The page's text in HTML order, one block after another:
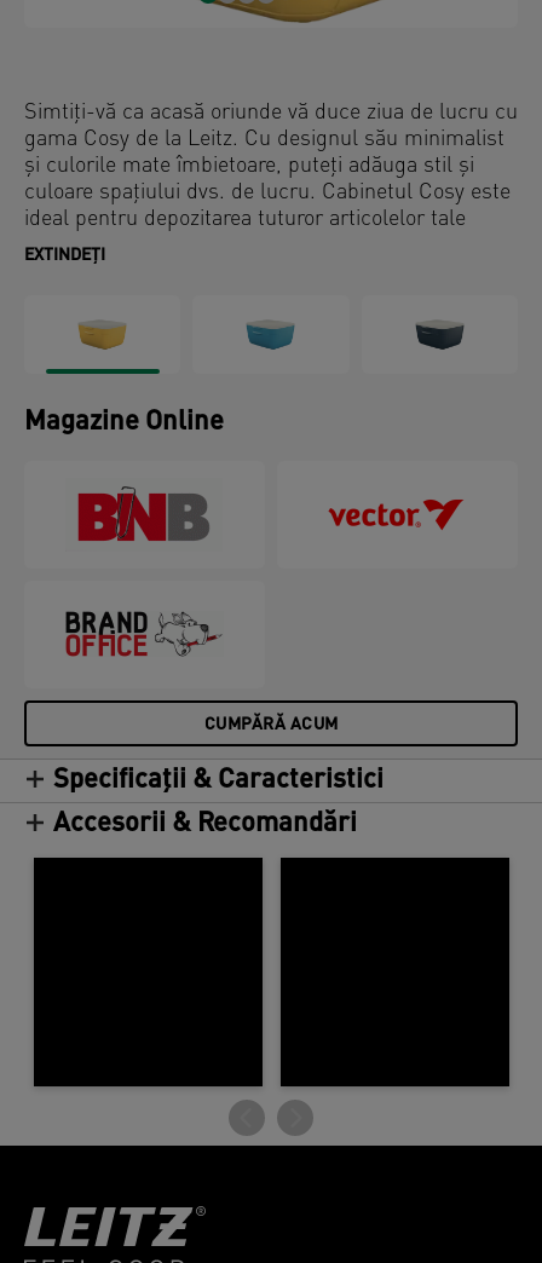
Simtiți-vă ca acasă oriunde vă duce ziua de lucru cu
gama Cosy de la Leitz. Cu designul său minimalist
și culorile mate îmbietoare, puteți adăuga stil și
culoare spațiului dvs. de lucru. Cabinetul Cosy este
ideal pentru depozitarea tuturor articolelor tale
esențiale de zi cu zi, cum ar fi pixuri, cabluri și
asigura că rămâneți relaxat și productiv toată ziua.
EXTINDEȚI
Magazine Online
CUMPĂRĂ ACUM
Specificații & Caracteristici
Accesorii & Recomandări